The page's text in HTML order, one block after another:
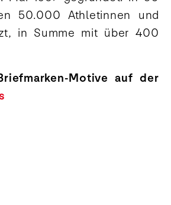
50.000 Athletinnen und
in Summe mit über 400
Motive auf der